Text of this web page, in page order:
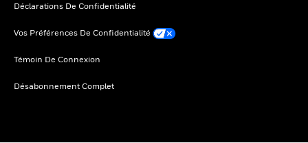
Déclarations De Confidentialité
Vos Préférences De Confidentialité
Témoin De Connexion
Désabonnement Complet